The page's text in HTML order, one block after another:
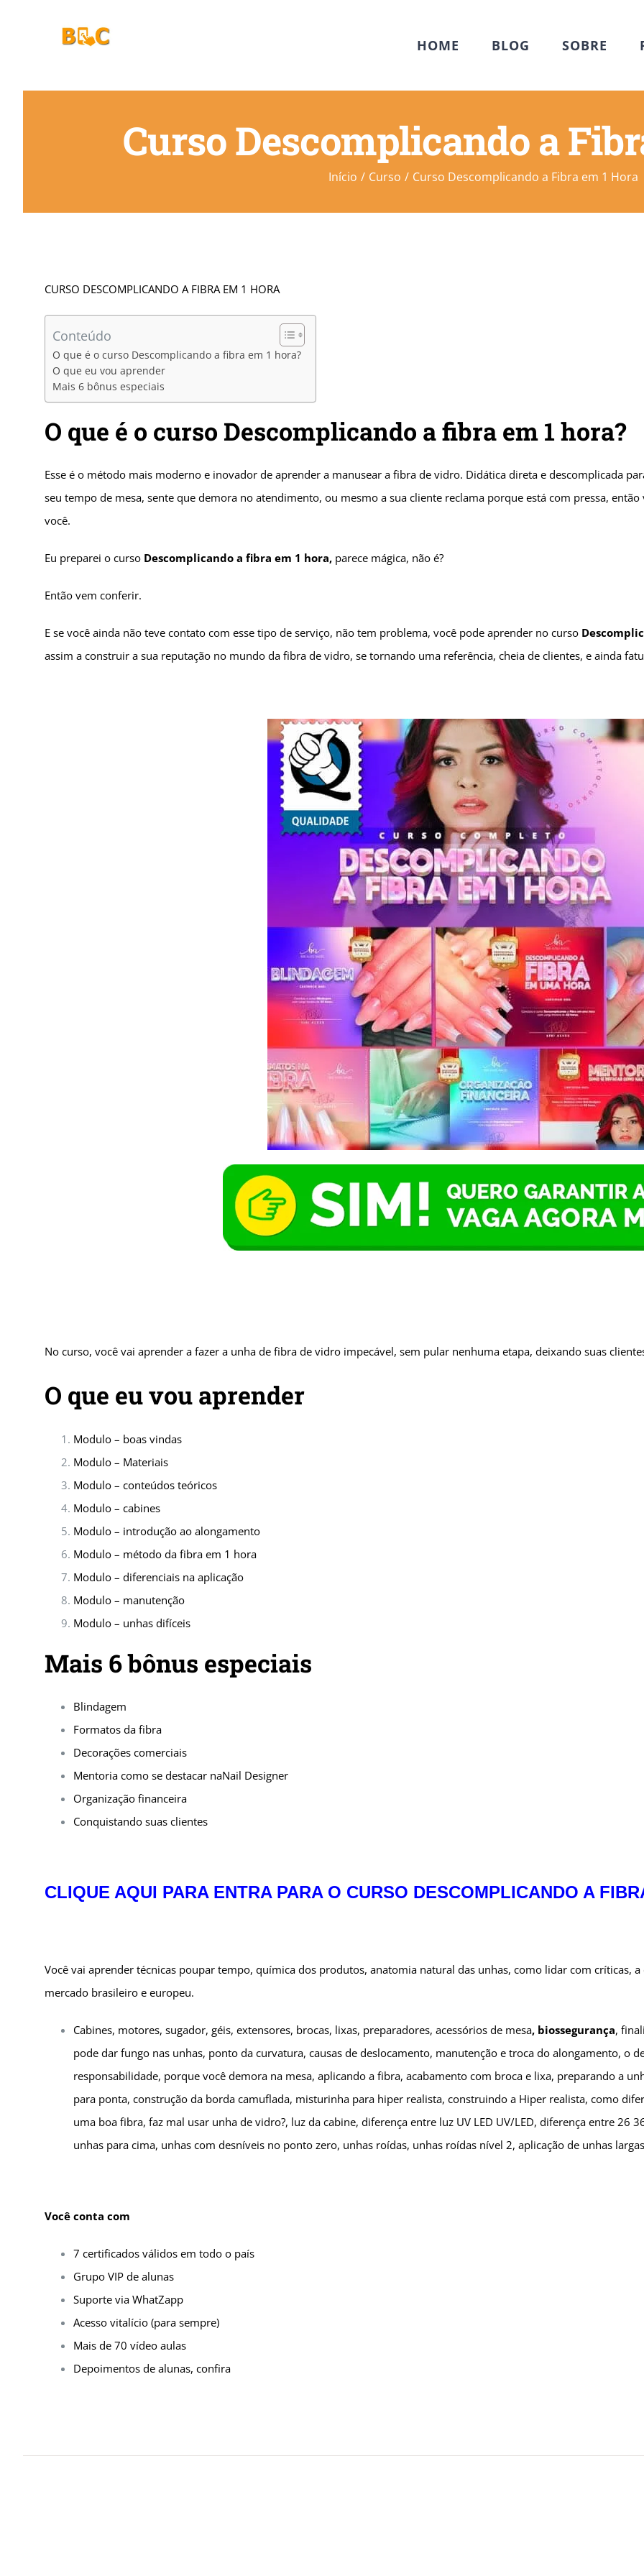
HOME BLOG SOBRE
Curso Descomplicando a
Início Curso Curso Descomplicando a Fibra em 1 Hora
CURSO DESCOMPLICANDO A FIBRA EM 1 HORA
Conteúdo
O que é o curso Descomplicando a fibra em 1 hora?
O que eu vou aprender
Mais 6 bônus especiais
O que é o curso Descomplicando a fibra em 1 hora?
Esse é o método mais moderno e inovador de aprender a manusear a fibra de vidro. Didática direta e descomplicada
seu tempo de mesa, sente que demora no atendimento, ou mesmo a sua cliente reclama porque está com pressa,
você.
Eu preparei o curso Descomplicando a fibra em 1 hora, parece mágica, não é?
Então vem conferir.
E se você ainda não teve contato com esse tipo de serviço, não tem problema, você pode aprender no curso
assim a construir a sua reputação no mundo da fibra de vidro, se tornando uma referência, cheia de clientes, e ainda
No curso, você vai aprender a fazer a unha de fibra de vidro impecável, sem pular nenhuma etapa, deixando suas
O que eu vou aprender
Modulo – boas vindas
Modulo – Materiais
Modulo – conteúdos teóricos
Modulo – cabines
Modulo – introdução ao alongamento
Modulo – método da fibra em 1 hora
Modulo – diferenciais na aplicação
Modulo – manutenção
Modulo – unhas difíceis
Mais 6 bônus especiais
Blindagem
Formatos da fibra
Decorações comerciais
Mentoria como se destacar naNail Designer
Organização financeira
Conquistando suas clientes
CLIQUE AQUI PARA ENTRA PARA O CURSO DESCOMPLICANDO A
Você vai aprender técnicas poupar tempo, química dos produtos, anatomia natural das unhas, como lidar com críticas,
mercado brasileiro e europeu.
Cabines, motores, sugador, géis, extensores, brocas, lixas, preparadores, acessórios de mesa, biossegurança,
pode dar fungo nas unhas, ponto da curvatura, causas de deslocamento, manutenção e troca do alongamento, o
responsabilidade, porque você demora na mesa, aplicando a fibra, acabamento com broca e lixa, preparando a
para ponta, construção da borda camuflada, misturinha para hiper realista, construindo a Hiper realista, como
uma boa fibra, faz mal usar unha de vidro?, luz da cabine, diferença entre luz UV LED UV/LED, diferença entre 26
unhas para cima, unhas com desníveis no ponto zero, unhas roídas, unhas roídas nível 2, aplicação de unhas
Você conta com
7 certificados válidos em todo o país
Grupo VIP de alunas
Suporte via WhatZapp
Acesso vitalício (para sempre)
Mais de 70 vídeo aulas
Depoimentos de alunas, confira